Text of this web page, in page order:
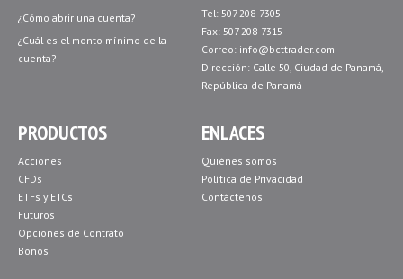
¿Cómo abrir una cuenta?
¿Cuál es el monto mínimo de la
cuenta?
Tel: 507 208-7305
Fax: 507 208-7315
Correo: info@bcttrader.com
Dirección: Calle 50, Ciudad de Panamá,
República de Panamá
PRODUCTOS
Acciones
CFDs
ETFs y ETCs
Futuros
Opciones de Contrato
Bonos
ENLACES
Quiénes somos
Política de Privacidad
Contáctenos